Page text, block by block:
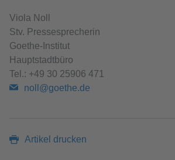
Viola Noll
Stv. Pressesprecherin
Goethe-Institut
Hauptstadtbüro
Tel.: +49 30 25906 471
noll@goethe.de
Artikel drucken